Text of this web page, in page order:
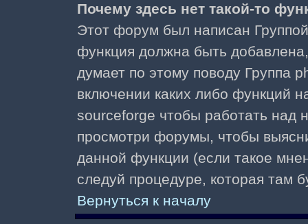
Почему здесь нет такой-то
Этот форум был написан
функция должна быть
думает по этому поводу Группа
включении каких либо функций
sourceforge чтобы работать над
просмотри форумы, чтобы
данной функции (если такое
следуй процедуре, которая там
Вернуться к началу